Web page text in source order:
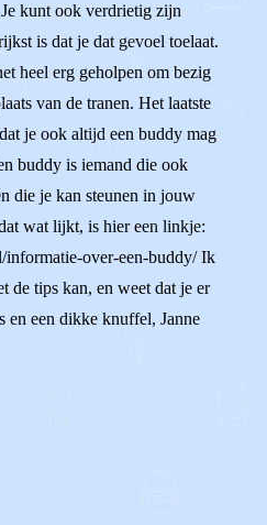
kunt ook verdrietig zijn
is dat je dat gevoel toelaat.
heel erg geholpen om bezig
van de tranen. Het laatste
je ook altijd een buddy mag
buddy is iemand die ook
die je kan steunen in jouw
wat lijkt, is hier een linkje:
over-een-buddy/ Ik
de tips kan, en weet dat je er
en een dikke knuffel, Janne